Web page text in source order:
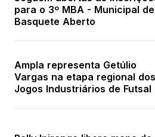
para o 3º MBA - Municipal de
Basquete Aberto
Ampla representa Getúlio
Vargas na etapa regional dos
Jogos Industriários de Futsal